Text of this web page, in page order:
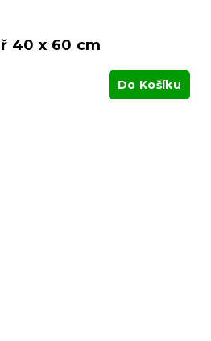
40 x 60 cm
Do Košíku